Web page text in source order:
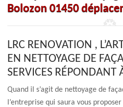
Bolozon 01450
LRC RENOVATION ,
EN NETTOYAGE DE
SERVICES RÉPONDANT
Quand il s’agit de nettoyage de
l’entreprise qui saura vous